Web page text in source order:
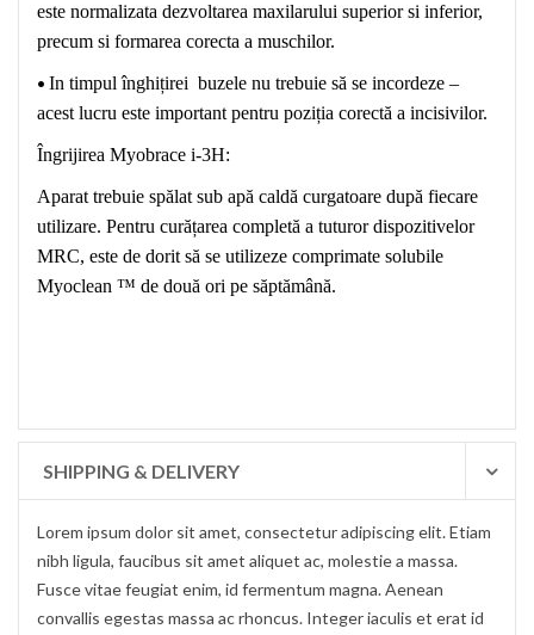
este normalizata dezvoltarea maxilarului superior si inferior,
precum si formarea corecta a muschilor.
• In timpul înghițirei buzele nu trebuie să se incordeze –
acest lucru este important pentru poziția corectă a incisivilor.
Îngrijirea Myobrace i-3H:
Aparat trebuie spălat sub apă caldă curgatoare după fiecare
utilizare. Pentru curățarea completă a tuturor dispozitivelor
MRC, este de dorit să se utilizeze comprimate solubile
Myoclean ™ de două ori pe săptămână.
SHIPPING & DELIVERY
Lorem ipsum dolor sit amet, consectetur adipiscing elit. Etiam
nibh ligula, faucibus sit amet aliquet ac, molestie a massa.
Fusce vitae feugiat enim, id fermentum magna. Aenean
convallis egestas massa ac rhoncus. Integer iaculis et erat id